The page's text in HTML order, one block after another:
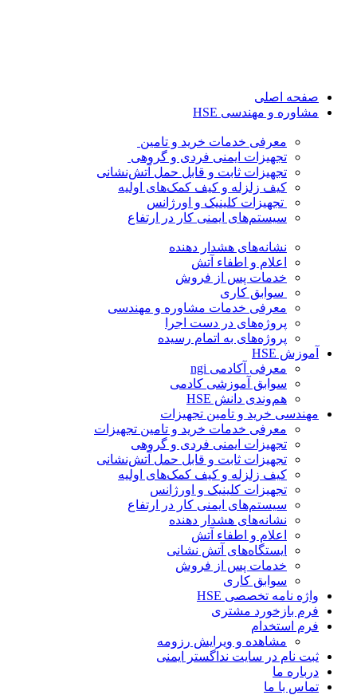
صفحه اصلی
مشاوره و مهندسی HSE
معرفی خدمات خرید و تامین
تجهیزات ایمنی فردی و گروهی
تجهیزات ثابت و قابل حمل آتش‌نشانی
کیف زلزله و کیف کمک‌های اولیه
تجهیزات کلینیک و اورژانس
سیستم‌های ایمنی کار در ارتفاع
نشانه‌های هشدار دهنده
اعلام و اطفاء آتش
خدمات پس از فروش
سوابق کاری
معرفی خدمات مشاوره و مهندسی
پروژه‌های در دست اجرا
پروژه‌های به اتمام رسیده
آموزش HSE
معرفی آکادمی ngi
سوابق آموزشی کادمی
هم‌وندی دانش HSE
مهندسی خرید و تامین تجهیزات
معرفی خدمات خرید و تامین تجهیزات
تجهیزات ایمنی فردی و گروهی
تجهیزات ثابت و قابل حمل آتش‌نشانی
کیف زلزله و کیف کمک‌های اولیه
تجهیزات کلینیک و اورژانس
سیستم‌های ایمنی کار در ارتفاع
نشانه‌های هشدار دهنده
اعلام و اطفاء آتش
ایستگاه‌های آتش نشانی
خدمات پس از فروش
سوابق کاری
واژه نامه تخصصی HSE
فرم بازخورد مشتری
فرم استخدام
مشاهده و ویرایش رزومه
ثبت نام در سایت نداگستر ایمنی
درباره ما
تماس با ما